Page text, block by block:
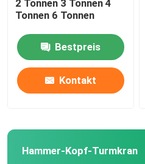
2 Tonnen 3 Tonnen 4
Tonnen 6 Tonnen
Bestpreis
Kontakt
Hammer-Kopf-Turmkran